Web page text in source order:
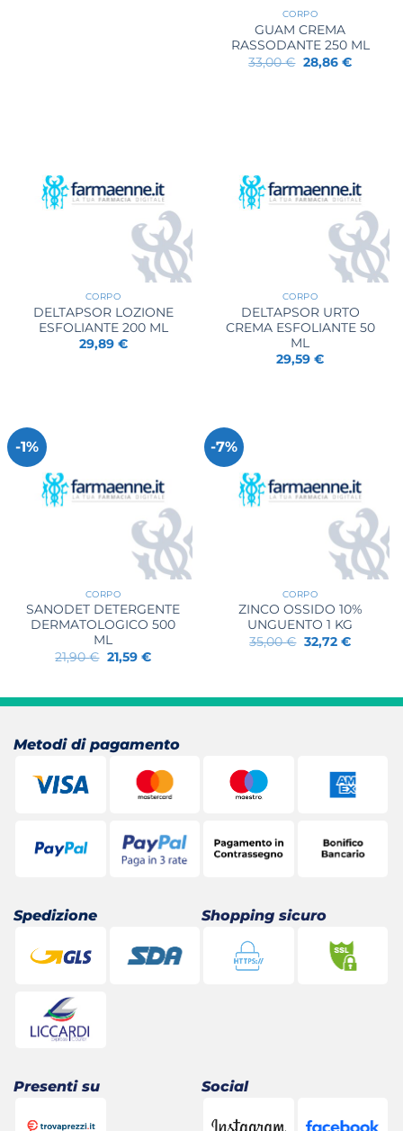
CORPO
GUAM CREMA
RASSODANTE 250 ML
33,00€ Il
prezzo
28,86 €Il
CORPO
DELTAPSOR LOZIONE
ESFOLIANTE 200 ML
29,89 €
CORPO
DELTAPSOR URTO
CREMA ESFOLIANTE 50
ML
29,59 €
-1%
CORPO
SANODET DETERGENTE
DERMATOLOGICO 500
ML
21,90€ Il
prezzo
21,59 €Il
-7%
CORPO
ZINCO OSSIDO 10%
UNGUENTO 1 KG
35,00€ Il
prezzo
32,72 €Il
Metodi di pagamento
Spedizione Shopping sicuro
Presenti su Social